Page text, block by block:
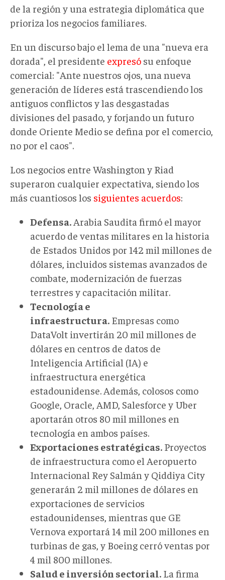
de la región y una estrategia diplomática que
prioriza los negocios familiares.
En un discurso bajo el lema de una "nueva era
dorada", el presidente expresó su enfoque
comercial: "Ante nuestros ojos, una nueva
generación de líderes está trascendiendo los
antiguos conflictos y las desgastadas
divisiones del pasado, y forjando un futuro
donde Oriente Medio se defina por el comercio,
no por el caos".
Los negocios entre Washington y Riad
superaron cualquier expectativa siendo los
más cuantiosos los siguientes acuerdos:
Defensa. Arabia Saudita firmó el mayor
acuerdo de ventas militares en la historia
de Estados Unidos por 142 mil millones de
dólares, incluidos sistemas avanzados de
combate, modernización de fuerzas
terrestres y capacitación militar.
Tecnología e
infraestructura. Empresas como
DataVolt invertirán 20 mil millones de
dólares en centros de datos de
Inteligencia Artificial (IA) e
infraestructura energética
estadounidense. Además, colosos como
Google, Oracle, AMD, Salesforce y Uber
aportarán otros 80 mil millones en
tecnología en ambos países.
Exportaciones estratégicas. Proyectos
de infraestructura como el Aeropuerto
Internacional Rey Salmán y Qiddiya City
generarán 2 mil millones de dólares en
exportaciones de servicios
estadounidenses, mientras que GE
Vernova exportará 14 mil 200 millones en
turbinas de gas, y Boeing cerró ventas por
4 mil 800 millones.
Salud e inversión sectorial. La firma